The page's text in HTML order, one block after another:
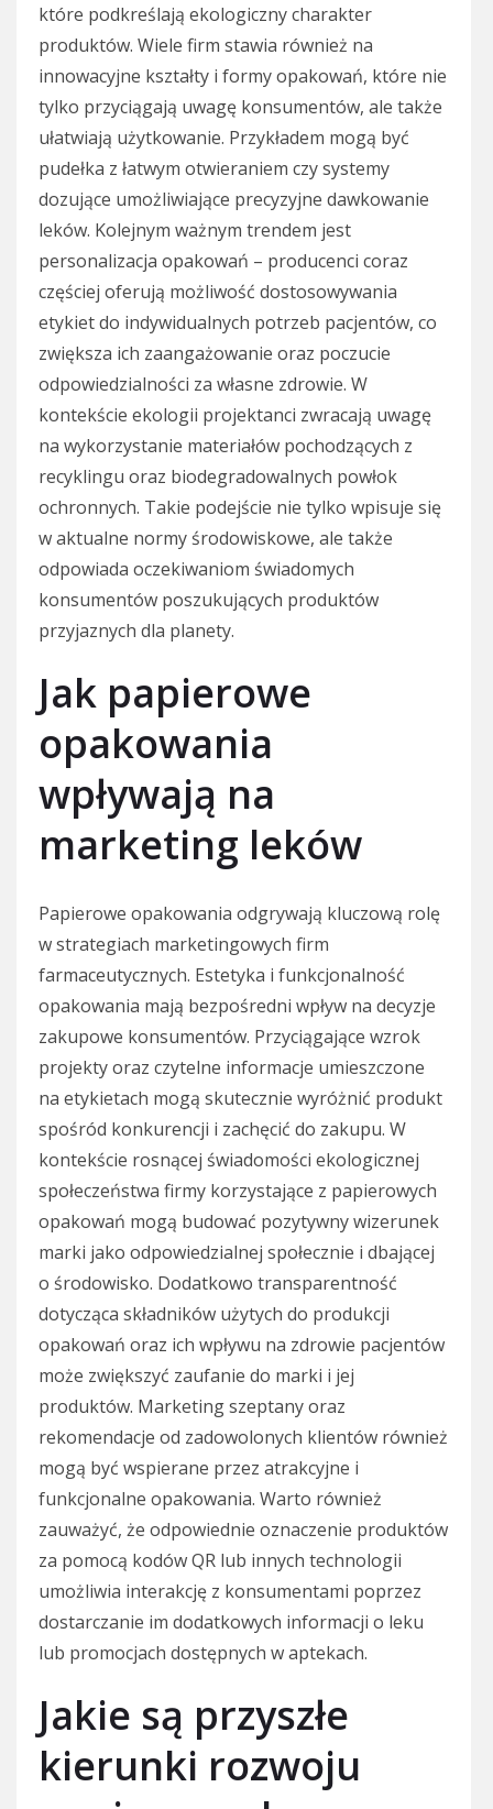
które podkreślają ekologiczny charakter
produktów. Wiele firm stawia również na
innowacyjne kształty i formy opakowań, które nie
tylko przyciągają uwagę konsumentów, ale także
ułatwiają użytkowanie. Przykładem mogą być
pudełka z łatwym otwieraniem czy systemy
dozujące umożliwiające precyzyjne dawkowanie
leków. Kolejnym ważnym trendem jest
personalizacja opakowań – producenci coraz
częściej oferują możliwość dostosowywania
etykiet do indywidualnych potrzeb pacjentów, co
zwiększa ich zaangażowanie oraz poczucie
odpowiedzialności za własne zdrowie. W
kontekście ekologii projektanci zwracają uwagę
na wykorzystanie materiałów pochodzących z
recyklingu oraz biodegradowalnych powłok
ochronnych. Takie podejście nie tylko wpisuje się
w aktualne normy środowiskowe, ale także
odpowiada oczekiwaniom świadomych
konsumentów poszukujących produktów
przyjaznych dla planety.
Jak papierowe
opakowania
wpływają na
marketing leków
Papierowe opakowania odgrywają kluczową rolę
w strategiach marketingowych firm
farmaceutycznych. Estetyka i funkcjonalność
opakowania mają bezpośredni wpływ na decyzje
zakupowe konsumentów. Przyciągające wzrok
projekty oraz czytelne informacje umieszczone
na etykietach mogą skutecznie wyróżnić produkt
spośród konkurencji i zachęcić do zakupu. W
kontekście rosnącej świadomości ekologicznej
społeczeństwa firmy korzystające z papierowych
opakowań mogą budować pozytywny wizerunek
marki jako odpowiedzialnej społecznie i dbającej
o środowisko. Dodatkowo transparentność
dotycząca składników użytych do produkcji
opakowań oraz ich wpływu na zdrowie pacjentów
może zwiększyć zaufanie do marki i jej
produktów. Marketing szeptany oraz
rekomendacje od zadowolonych klientów również
mogą być wspierane przez atrakcyjne i
funkcjonalne opakowania. Warto również
zauważyć, że odpowiednie oznaczenie produktów
za pomocą kodów QR lub innych technologii
umożliwia interakcję z konsumentami poprzez
dostarczanie im dodatkowych informacji o leku
lub promocjach dostępnych w aptekach.
Jakie są przyszłe
kierunki rozwoju